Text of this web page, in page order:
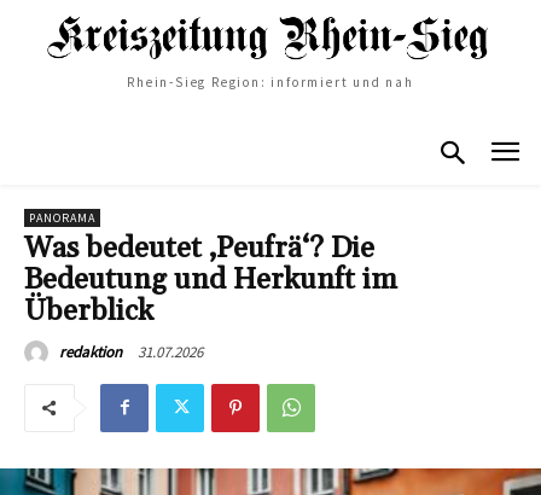
Rhein-Sieg Region: informiert und nah
PANORAMA
Was bedeutet ‚Peufrä‘? Die
Bedeutung und Herkunft im
Überblick
redaktion 31.07.2026